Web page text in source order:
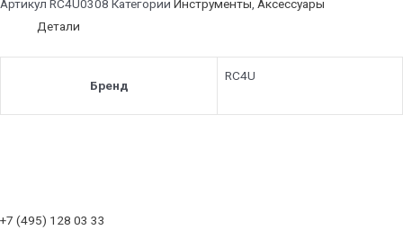
Артикул RC4U0308 Категории Инструменты, Аксессуары
Детали
Бренд
RC4U
+7 (495) 128 03 33